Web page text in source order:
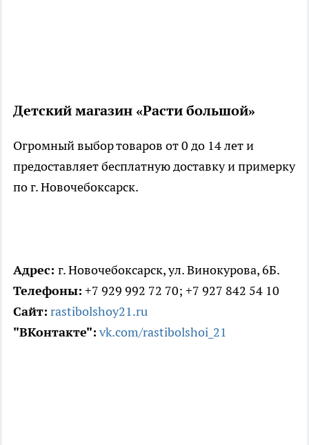
Детский магазин «Расти большой»
Огромный выбор товаров от 0 до 14 лет и
предоставляет бесплатную доставку и примерку
по г. Новочебоксарск.
Адрес: г. Новочебоксарск, ул. Винокурова, 6Б.
Телефоны: +7 929 992 72 70; +7 927 842 54 10
Сайт: rastibolshoy21.ru
"ВКонтакте": vk.com/rastibolshoi_21